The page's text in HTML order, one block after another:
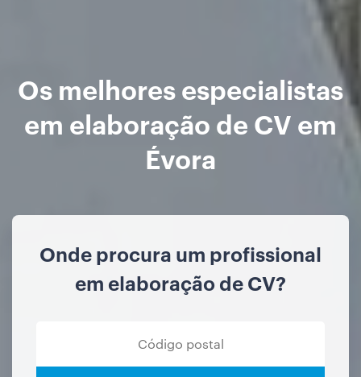
Os melhores especialistas
em elaboração de CV em
Évora
Onde procura um profissional
em elaboração de CV?